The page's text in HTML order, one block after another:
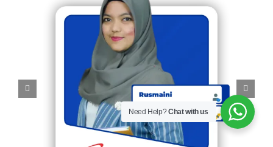
Need Help?Chat with us